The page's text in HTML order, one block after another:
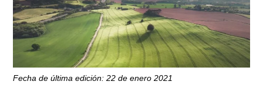
Fecha de última edición: 22 de enero 2021